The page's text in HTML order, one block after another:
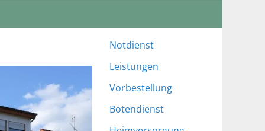
Notdienst
Leistungen
Vorbestellung
Botendienst